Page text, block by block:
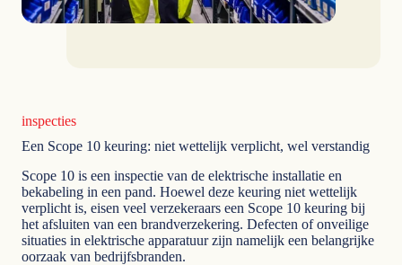
inspecties
Een Scope 10 keuring: niet wettelijk verplicht, wel verstandig
Scope 10 is een inspectie van de elektrische installatie en
bekabeling in een pand. Hoewel deze keuring niet wettelijk
verplicht is, eisen veel verzekeraars een Scope 10 keuring bij
het afsluiten van een brandverzekering. Defecten of onveilige
situaties in elektrische apparatuur zijn namelijk een belangrijke
oorzaak van bedrijfsbranden.